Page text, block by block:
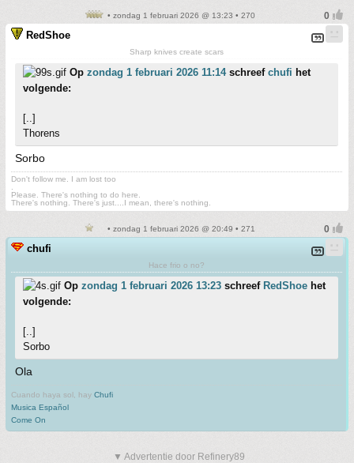
• zondag 1 februari 2026 @ 13:23 • 270
RedShoe
Sharp knives create scars
Op zondag 1 februari 2026 11:14schreef chufi het
volgende:
[..]
Thorens
Sorbo
Don't follow me. I am lost too
Please. There's nothing to do here.
There's nothing. There's just....I mean, there's nothing.
• zondag 1 februari 2026 @ 20:49 • 271
chufi
Hace frio o no?
Op zondag 1 februari 2026 13:23 schreef RedShoe het
volgende:
[..]
Sorbo
Ola
Cuando haya sol, hay Chufi
Musica Español
Come On
▼ Advertentie door Refinery89